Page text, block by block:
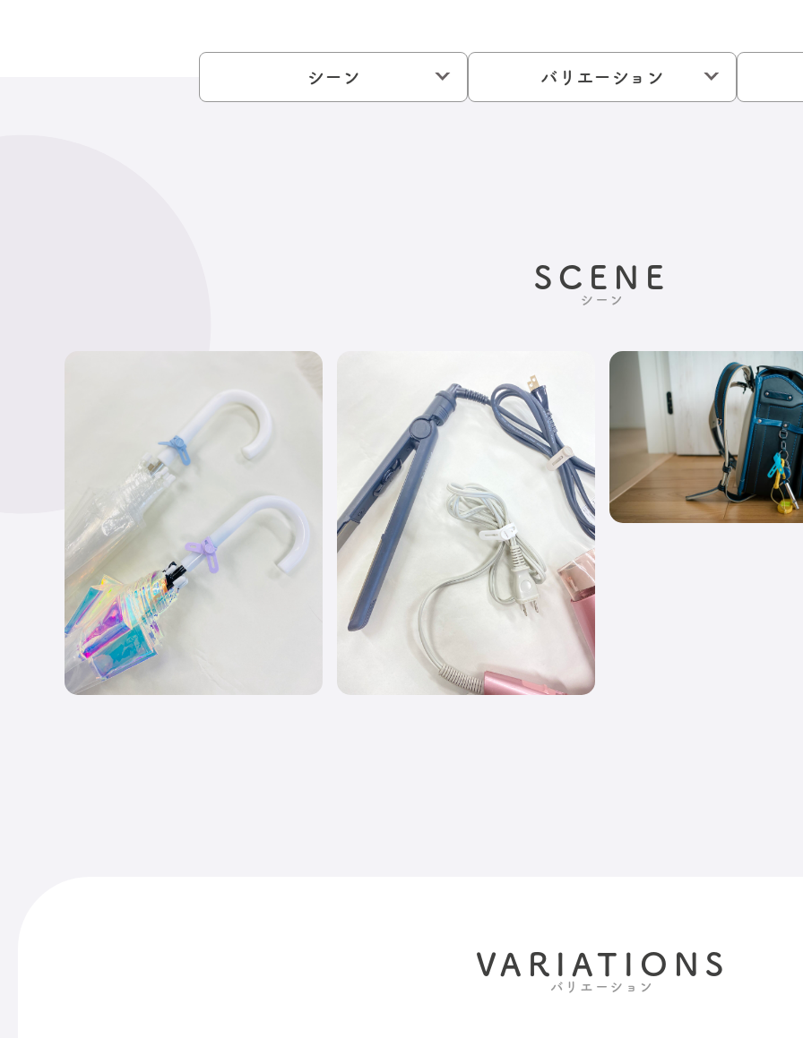
シーン バリエーション
SCENE
シーン
VARIATIONS
バリエーション